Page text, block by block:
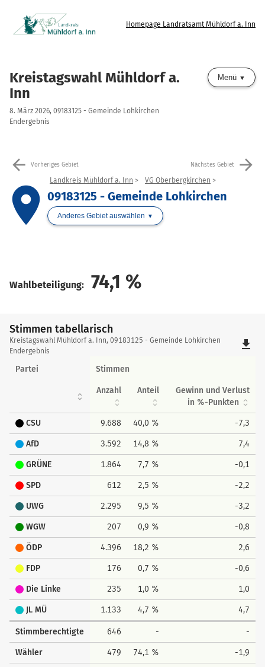
Homepage Landratsamt Mühldorf a. Inn
Kreistagswahl Mühldorf a.
Inn
8. März 2026, 09183125 - Gemeinde Lohkirchen
Endergebnis
Menü
arrow_back Vorheriges Gebiet Nächstes Gebiet arrow_forward
place
Landkreis Mühldorf a. Inn VG Oberbergkirchen
09183125 - Gemeinde Lohkirchen
Anderes Gebiet auswählen
Wahlbeteiligung: 74,1 %
Stimmen tabellarisch
Stimmen
tabellarisch
Kreistagswahl Mühldorf a. Inn, 09183125 - Gemeinde Lohkirchen
Endergebnis
file_download
Partei Stimmen
Anzahl Anteil
Gewinn und Verlust
in %-Punkten
CSU 9.688 40,0 % -7,3
AfD 3.592 14,8 % 7,4
GRÜNE 1.864 7,7 % -0,1
SPD 612 2,5 % -2,2
UWG 2.295 9,5 % -3,2
WGW 207 0,9 % -0,8
ÖDP 4.396 18,2 % 2,6
FDP 176 0,7 % -0,6
Die Linke 235 1,0 % 1,0
JL MÜ 1.133 4,7 % 4,7
Stimmberechtigte 646 - -
Wähler 479 74,1 % -1,9